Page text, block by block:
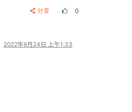
分享 0
2022年6月24日 上午1:33